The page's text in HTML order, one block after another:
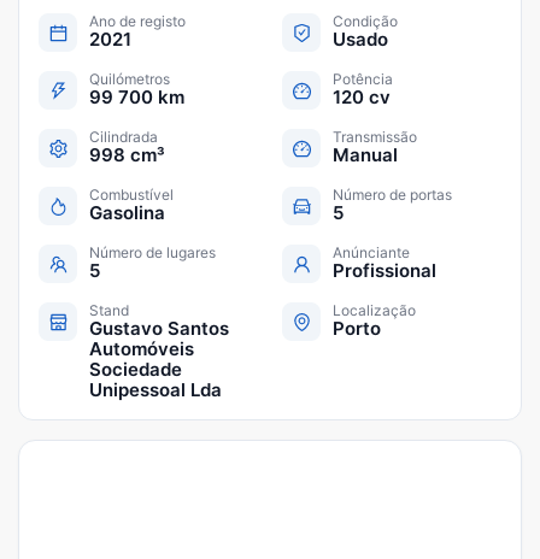
Ano de registo
2021
Condição
Usado
Quilómetros
99 700 km
Potência
120 cv
Cilindrada
998 cm³
Transmissão
Manual
Combustível
Gasolina
Número de portas
5
Número de lugares
5
Anúnciante
Profissional
Stand
Gustavo Santos
Automóveis
Sociedade
Unipessoal Lda
Localização
Porto